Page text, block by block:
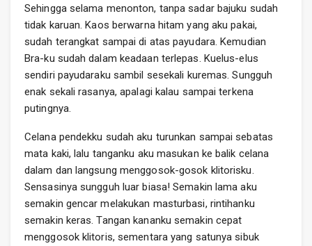
Sehingga selama menonton, tanpa sadar bajuku sudah
tidak karuan. Kaos berwarna hitam yang aku pakai,
sudah terangkat sampai di atas payudara. Kemudian
Bra-ku sudah dalam keadaan terlepas. Kuelus-elus
sendiri payudaraku sambil sesekali kuremas. Sungguh
enak sekali rasanya, apalagi kalau sampai terkena
putingnya.
Celana pendekku sudah aku turunkan sampai sebatas
mata kaki, lalu tanganku aku masukan ke balik celana
dalam dan langsung menggosok-gosok klitorisku.
Sensasinya sungguh luar biasa! Semakin lama aku
semakin gencar melakukan masturbasi, rintihanku
semakin keras. Tangan kananku semakin cepat
menggosok klitoris, sementara yang satunya sibuk